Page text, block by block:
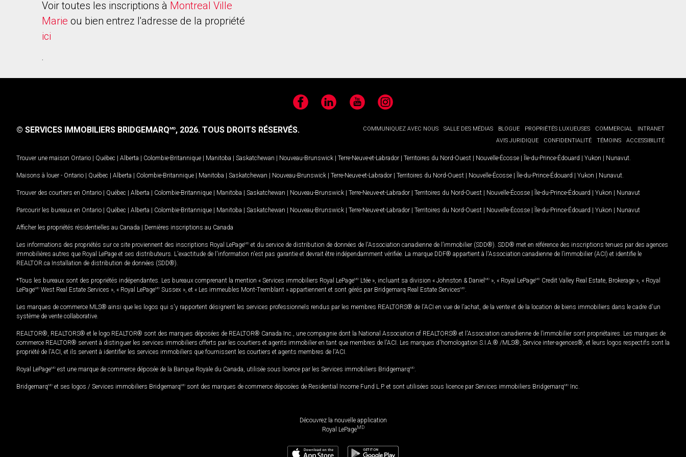
Voir toutes les inscriptions à Montreal Ville
Marie ou bien entrez l'adresse de la propriété
ici
.
FacebookLinkedIn YouTubeInstagram
COMMUNIQUEZ AVEC NOUS SALLE DES MÉDIAS BLOGUE PROPRIÉTÉS LUXUEUSES COMMERCIAL
INTRANET
AVIS JURIDIQUE
CONFIDENTIALITÉ TÉMOINS ACCESSIBILITÉ
© SERVICES IMMOBILIERS BRIDGEMARQMD, 2026. TOUS DROITS RÉSERVÉS.
Trouver une maison Ontario | Québec | Alberta | Colombie-Britannique | Manitoba | Saskatchewan | Nouveau-Brunswick | Terre-Neuve-et-Labrador | Territoires du Nord-Ouest | Nouvelle-Écosse | Île-du-Prince-Édouard | Yukon | Nunavut
Maisons à louer - Ontario | Québec | Alberta | Colombie-Britannique | Manitoba | Saskatchewan | Nouveau-Brunswick | Terre-Neuve-et-Labrador | Territoires du Nord-Ouest | Nouvelle-Écosse | Île-du-Prince-Édouard | Yukon | Nunavut
Trouver des courtiers en Ontario | Québec | Alberta | Colombie-Britannique | Manitoba | Saskatchewan | Nouveau-Brunswick | Terre-Neuve-et-Labrador | Territoires du Nord-Ouest | Nouvelle-Écosse | Île-du-Prince-Édouard | Yukon | Nunavut
Parcourir les bureaux en Ontario | Québec | Alberta | Colombie-Britannique | Manitoba | Saskatchewan | Nouveau-Brunswick | Terre-Neuve-et-Labrador | Territoires du Nord-Ouest | Nouvelle-Écosse | Île-du-Prince-Édouard | Yukon | Nunavut
Afficher les propriétés résidentielles au Canada | Dernières inscriptions au Canada
Les informations des propriétés sur ce site proviennent des inscriptions Royal LePageMD et du service de distribution de données de l'Association canadienne de l’immobilier (SDD®). SDD® met en référence des inscriptions tenues par des agences
immobilières autres que Royal LePage et ses distributeurs. L'exactitude de l'information n'est pas garantie et devrait être indépendamment vérifiée. La marque DDF® appartient à l'Association canadienne de l’immobilier (ACI) et identifie le
REALTOR.ca Installation de distribution de données (SDD®).
*Tous les bureaux sont des propriétés indépendantes. Les bureaux comprenant la mention « Services immobiliers Royal LePageMD Ltée », incluant sa division « Johnston & Daniel MD », « Royal LePageMD Credit Valley Real Estate, Brokerage », « Royal
LePageMD West Real Estate Services », « Royal LePageMD Sussex », et « Les immeubles Mont-Tremblant » appartiennent et sont gérés par Bridgemarq Real Estate ServicesMD
Les marques de commerce MLS® ainsi que les logos qui s'y rapportent désignent les services professionnels rendus par les membres REALTORS® de l'ACI en vue de l'achat, de la vente et de la location de biens immobiliers dans le cadre d'un
système de vente collaborative.
REALTOR®, REALTORS® et le logo REALTOR® sont des marques déposées de REALTOR® Canada Inc., une compagnie dont la National Association of REALTORS® et l'Association canadienne de l’immobilier sont propriétaires. Les marques de
commerce REALTOR® servent à distinguer les services immobiliers offerts par les courtiers et agents immobilier en tant que membres de l'ACI. Les marques d'homologation S.I.A.® /MLS®, Service inter-agences®, et leurs logos respectifs sont la
propriété de l'ACI, et ils servent à identifier les services immobiliers que fournissent les courtiers et agents membres de l'ACI.
Royal LePageMD est une marque de commerce déposée de la Banque Royale du Canada, utilisée sous licence par les Services immobiliers BridgemarqMD
BridgemarqMD et ses logos / Services immobiliers BridgemarqMD sont des marques de commerce déposées de Residential Income Fund L.P. et sont utilisées sous licence par Services immobiliers BridgemarqMD Inc.
Découvrez la nouvelle application
Royal LePageMD